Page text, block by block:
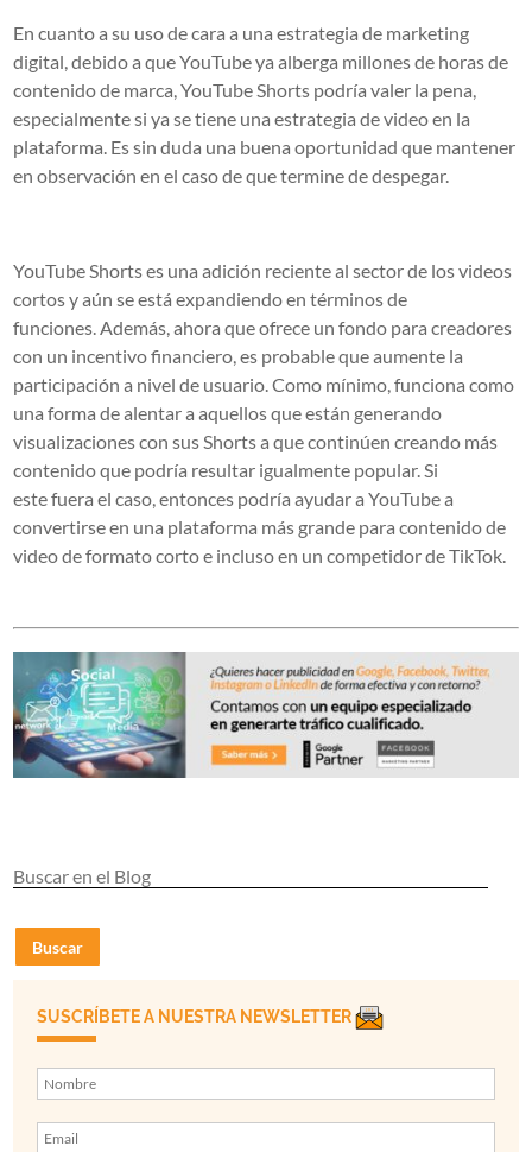
En cuanto a su uso de cara a una estrategia de marketing
digital, debido a que YouTube ya alberga millones de horas de
contenido de marca, YouTube Shorts podría valer la pena,
especialmente si ya se tiene una estrategia de video en la
plataforma. Es sin duda una buena oportunidad que mantener
en observación en el caso de que termine de despegar.
YouTube Shorts es una adición reciente al sector de los videos
cortos yaún se está expandiendoen términos de
funciones. Además, ahora que ofrece un fondo para creadores
con un incentivo financiero, es probable que aumente la
participación a nivel de usuario. Como mínimo, funciona como
una forma de alentar a aquellos que están generando
visualizaciones con sus Shorts a que continúen creando más
contenido que podría resultar igualmente popular. Si
este fuera el caso, entonces podría ayudar a YouTube a
convertirse en una plataforma más grande para contenido de
video de formato corto e incluso en uncompetidor de TikTok
Buscar
SUSCRÍBETE A NUESTRA NEWSLETTER